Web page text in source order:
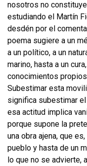
nosotros no
estudiando el Martín
desdén por el
poema sugiere a un
a un político, a un
marino, hasta a un
conocimientos
Subestimar esta
significa subestimar
esa actitud implica
porque supone la
una obra ajena, que
pueblo y hasta de un
lo que no se advierte,